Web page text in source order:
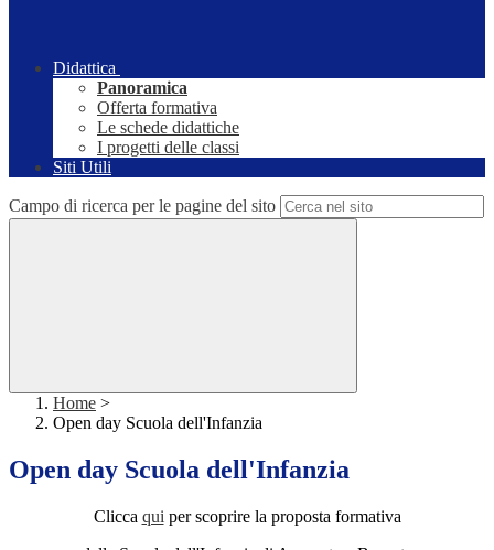
Didattica
Panoramica
Offerta formativa
Le schede didattiche
I progetti delle classi
Siti Utili
Campo di ricerca per le pagine del sito
Home >
Open day Scuola dell'Infanzia
Open day Scuola dell'Infanzia
Clicca qui per scoprire la proposta formativa